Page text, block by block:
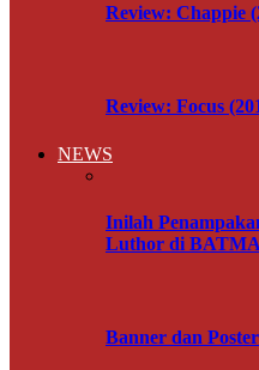
Review: Chappie
Review: Focus
NEWS
Inilah
Luthor di
Banner dan